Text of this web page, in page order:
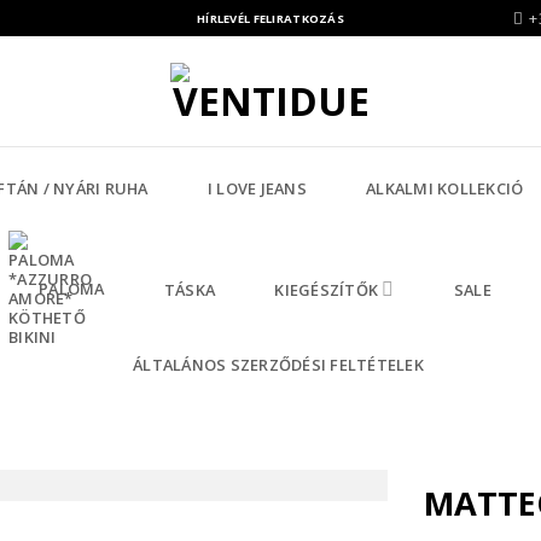
HÍRLEVÉL FELIRATKOZÁS
/ NYÁRI RUHA I LOVE JEANS ALKALMI KOLLEKCIÓ
PALOMA TÁSKA KIEGÉSZÍTŐK SALE
ÁLTALÁNOS SZERZŐDÉSI FELTÉTELEK